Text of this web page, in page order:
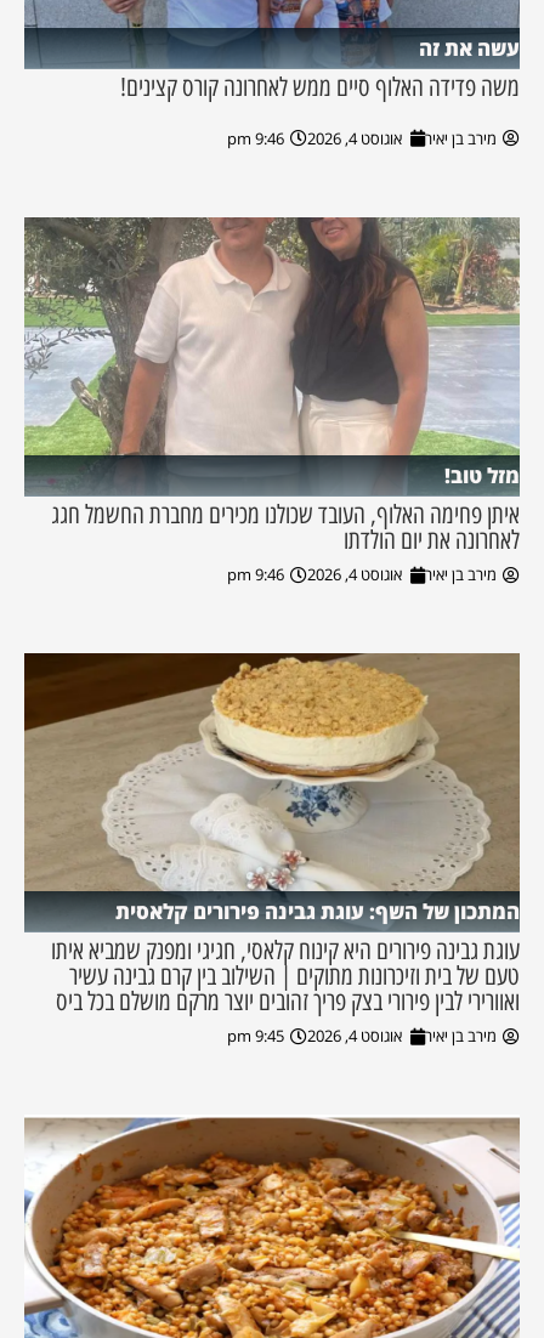
עשה את זה
משה פדידה האלוף סיים ממש לאחרונה קורס קצינים!
מירב בן יאיר אוגוסט 4, 2026 9:46 pm
מזל טוב!
איתן פחימה האלוף, העובד שכולנו מכירים מחברת החשמל חגג
לאחרונה את יום הולדתו
מירב בן יאיר אוגוסט 4, 2026 9:46 pm
המתכון של השף: עוגת גבינה פירורים קלאסית
עוגת גבינה פירורים היא קינוח קלאסי, חגיגי ומפנק שמביא איתו
טעם של בית וזיכרונות מתוקים | השילוב בין קרם גבינה עשיר
ואוורירי לבין פירורי בצק פריך זהובים יוצר מרקם מושלם בכל ביס
מירב בן יאיר אוגוסט 4, 2026 9:45 pm